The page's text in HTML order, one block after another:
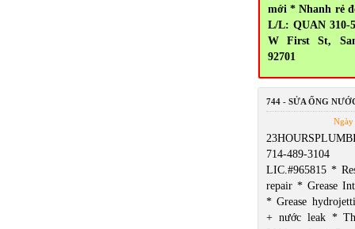
mới * Nhanh rẻ
L/L: QUAN 310-
W First St,
92701
744 - SỬA ỐNG
Ngày
714-489-3104
LIC.#965815 *
repair * Grease
* Grease
+ nước leak *